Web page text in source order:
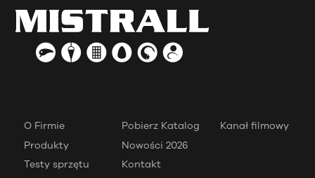
O Firmie
Produkty
Testy sprzętu
Pobierz Katalog
Nowości 2026
Kontakt
Kanał filmowy